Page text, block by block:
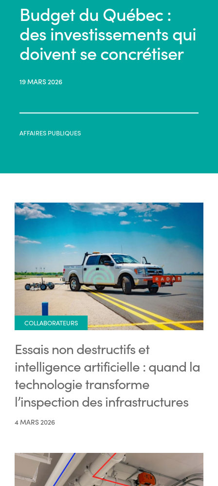
Budget du Québec :
des investissements qui
doivent se concrétiser
19 MARS 2026
AFFAIRES PUBLIQUES
COLLABORATEURS
Essais non destructifs et
intelligence artificielle : quand la
technologie transforme
l’inspection des infrastructures
4 MARS 2026